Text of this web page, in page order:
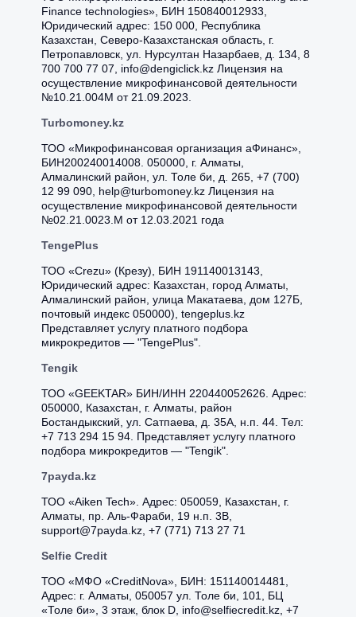
Finance technologies», БИН 150840012933,
Юридический адрес: 150 000, Республика
Казахстан, Северо-Казахстанская область, г.
Петропавловск, ул. Нурсултан Назарбаев, д. 134, 8
700 700 77 07, info@dengiclick.kz Лицензия на
осуществление микрофинансовой деятельности
№10.21.004М от 21.09.2023.
Turbomoney.kz
ТОО «Микрофинансовая организация аФинанс»,
БИН200240014008. 050000, г. Алматы,
Алмалинский район, ул. Толе би, д. 265, +7 (700)
12 99 090, help@turbomoney.kz Лицензия на
осуществление микрофинансовой деятельности
№02.21.0023.M от 12.03.2021 года
TengePlus
ТОО «Crezu» (Крезу), БИН 191140013143,
Юридический адрес: Казахстан, город Алматы,
Алмалинский район, улица Макатаева, дом 127Б,
почтовый индекс 050000), tengeplus.kz
Представляет услугу платного подбора
микрокредитов — "TengePlus".
Tengik
ТОО «GEEKTAR» БИН/ИНН 220440052626. Адрес:
050000, Казахстан, г. Алматы, район
Бостандыкский, ул. Сатпаева, д. 35А, н.п. 44. Тел:
+7 713 294 15 94. Представляет услугу платного
подбора микрокредитов — "Tengik".
7payda.kz
ТОО «Aiken Tech». Адрес: 050059, Казахстан, г.
Алматы, пр. Аль-Фараби, 19 н.п. 3В,
support@7payda.kz, +7 (771) 713 27 71
Selfie Credit
ТОО «МФО «CreditNova», БИН: 151140014481,
Адрес: г. Алматы, 050057 ул. Толе би, 101, БЦ
«Толе би», 3 этаж, блок D, info@selfiecredit.kz, +7